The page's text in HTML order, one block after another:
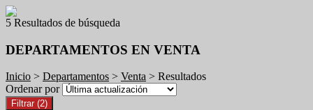
5 Resultados de búsqueda
DEPARTAMENTOS EN VENTA
Inicio > Departamentos > Venta > Resultados
Ordenar por
Filtrar (2)